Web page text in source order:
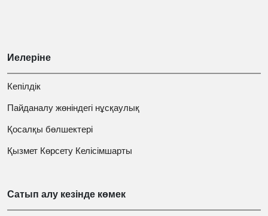
Иелеріне
Кепілдік
Пайданалу жөніндегі нұсқаулық
Қосалқы бөлшектері
Қызмет Көрсету Келісімшарты
Сатып алу кезінде көмек